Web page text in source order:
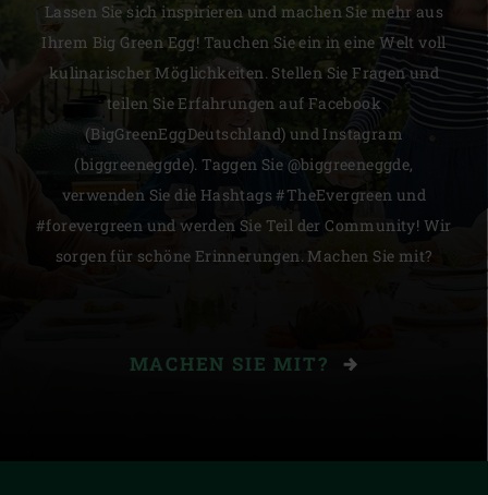
Lassen Sie sich inspirieren und machen Sie mehr aus
Ihrem Big Green Egg! Tauchen Sie ein in eine Welt voll
kulinarischer Möglichkeiten. Stellen Sie Fragen und
teilen Sie Erfahrungen auf Facebook
(BigGreenEggDeutschland) und Instagram
(biggreeneggde). Taggen Sie @biggreeneggde,
verwenden Sie die Hashtags #TheEvergreen und
#forevergreen und werden Sie Teil der Community! Wir
sorgen für schöne Erinnerungen. Machen Sie mit?
MACHEN SIE MIT?